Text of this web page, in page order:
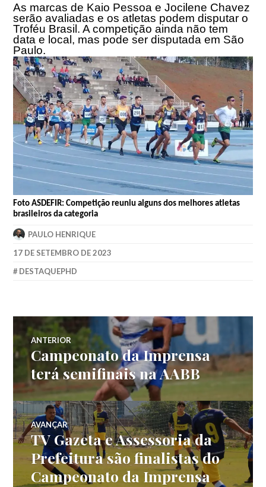
As marcas de Kaio Pessoa e Jocilene Chavez
serão avaliadas e os atletas podem disputar o
Troféu Brasil. A competição ainda não tem
data e local, mas pode ser disputada em São
Paulo.
Foto ASDEFIR: Competição reuniu alguns dos melhores atletas
brasileiros da categoria
PAULO HENRIQUE
17 DE SETEMBRO DE 2023
DESTAQUEPHD
ANTERIOR
Campeonato da Imprensa
terá semifinais na AABB
AVANÇAR
TV Gazeta e Assessoria da
Prefeitura são finalistas do
Campeonato da Imprensa